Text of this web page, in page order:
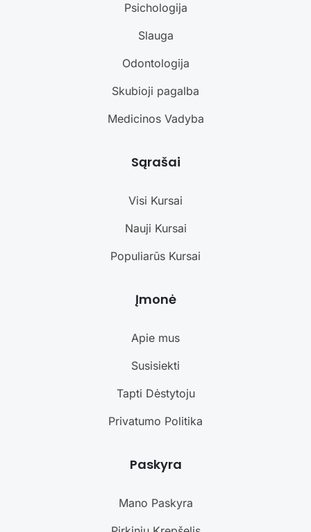
Psichologija
Slauga
Odontologija
Skubioji pagalba
Medicinos Vadyba
Sąrašai
Visi Kursai
Nauji Kursai
Populiarūs Kursai
Įmonė
Apie mus
Susisiekti
Tapti Dėstytoju
Privatumo Politika
Paskyra
Mano Paskyra